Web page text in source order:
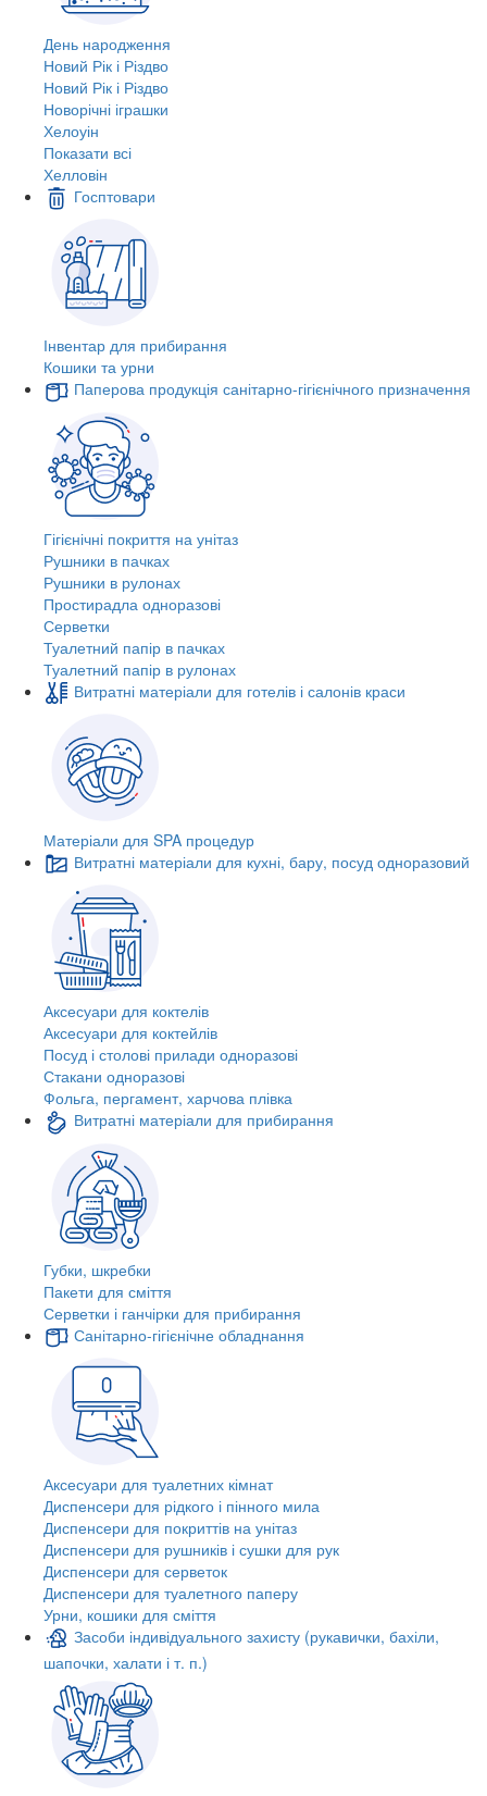
День народження
Новий Рік і Різдво
Новий Рік і Різдво
Новорічні іграшки
Хелоуін
Показати всі
Хелловін
Госптовари
Інвентар для прибирання
Кошики та урни
Паперова продукція санітарно-гігієнічного призначення
Гігієнічні покриття на унітаз
Рушники в пачках
Рушники в рулонах
Простирадла одноразові
Серветки
Туалетний папір в пачках
Туалетний папір в рулонах
Витратні матеріали для готелів і салонів краси
Матеріали для SPA процедур
Витратні матеріали для кухні, бару, посуд одноразовий
Аксесуари для коктелів
Аксесуари для коктейлів
Посуд і столові прилади одноразові
Стакани одноразові
Фольга, пергамент, харчова плівка
Витратні матеріали для прибирання
Губки, шкребки
Пакети для сміття
Серветки і ганчірки для прибирання
Санітарно-гігієнічне обладнання
Аксесуари для туалетних кімнат
Диспенсери для рідкого і пінного мила
Диспенсери для покриттів на унітаз
Диспенсери для рушників і сушки для рук
Диспенсери для серветок
Диспенсери для туалетного паперу
Урни, кошики для сміття
Засоби індивідуального захисту (рукавички, бахіли,
шапочки, халати і т. п.)